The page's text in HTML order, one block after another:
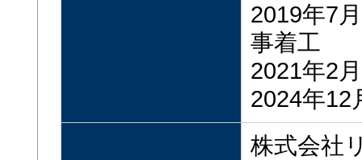
2019年7
事着工
2021年2
2024年
株式会社